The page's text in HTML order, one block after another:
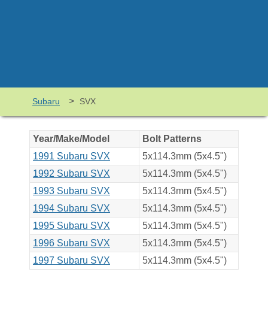
Subaru > SVX
Year/Make/Model
Bolt Patterns
1991 Subaru SVX
5x114.3mm (5x4.5")
1992 Subaru SVX
5x114.3mm (5x4.5")
1993 Subaru SVX
5x114.3mm (5x4.5")
1994 Subaru SVX
5x114.3mm (5x4.5")
1995 Subaru SVX
5x114.3mm (5x4.5")
1996 Subaru SVX
5x114.3mm (5x4.5")
1997 Subaru SVX
5x114.3mm (5x4.5")